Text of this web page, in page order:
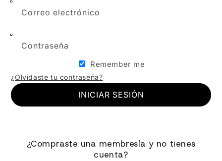
Correo electrónico
Contraseña
Remember me
¿Olvidaste tu contraseña?
INICIAR SESIÓN
¿Compraste una membresía y no tienes
cuenta?